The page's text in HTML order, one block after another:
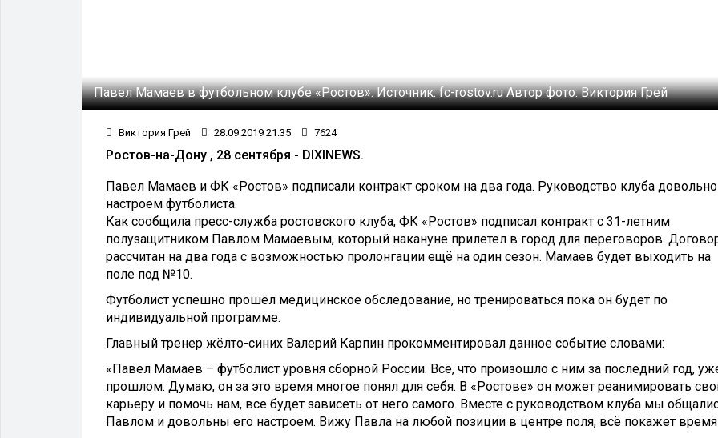
Павел Мамаев в футбольном клубе «Ростов».Источник:fc-rostov.ruАвтор фото:Виктория Грей
Виктория Грей 28.09.2019 21:35 7624
Ростов-на-Дону , 28 сентября - DIXINEWS.
Павел Мамаев и ФК «Ростов» подписали контракт сроком на два года. Руководство клуба довольно
настроем футболиста.
Как сообщила пресс-служба ростовского клуба, ФК «Ростов» подписал контракт с 31-летним
полузащитником Павлом Мамаевым, который накануне прилетел в город для переговоров.
рассчитан на два года с возможностью пролонгации ещё на один сезон. Мамаев будет выходить на
поле под №10.
Футболист успешно прошёл медицинское обследование, но тренироваться пока он будет по
индивидуальной программе.
Главный тренер жёлто-синих Валерий Карпин прокомментировал данное событие словами:
«Павел Мамаев – футболист уровня сборной России. Всё, что произошло с ним за последний год,
прошлом. Думаю, он за это время многое понял для себя. В «Ростове» он может реанимировать
карьеру и помочь нам, все будет зависеть от него самого. Вместе с руководством клуба мы
Павлом и довольны его настроем. Вижу Павла на любой позиции в центре поля, всё покажет